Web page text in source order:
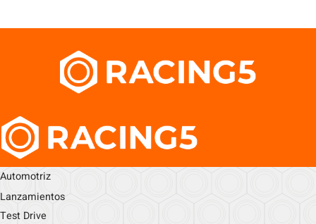
Automotriz
Lanzamientos
Test Drive